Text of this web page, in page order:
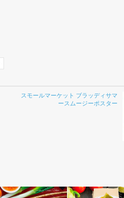
スモールマーケット ブラッディサマ
ースムージーポスター